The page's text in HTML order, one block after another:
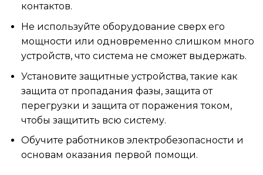
контактов.
Не используйте оборудование сверх его
мощности или одновременно слишком много
устройств, что система не сможет выдержать.
Установите защитные устройства, такие как
защита от пропадания фазы, защита от
перегрузки и защита от поражения током,
чтобы защитить всю систему.
Обучите работников электробезопасности и
основам оказания первой помощи.